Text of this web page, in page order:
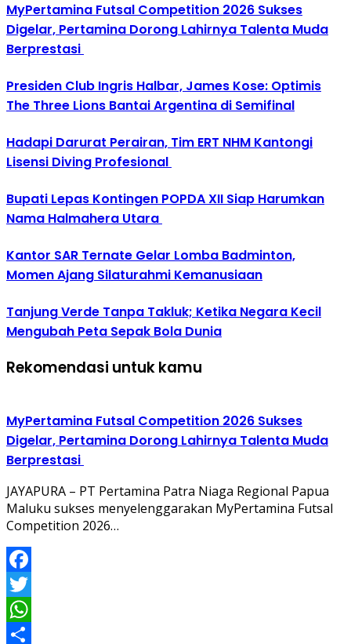
MyPertamina Futsal Competition 2026 Sukses
Digelar, Pertamina Dorong Lahirnya Talenta Muda
Berprestasi
Presiden Club Ingris Halbar, James Kose: Optimis
The Three Lions Bantai Argentina di Semifinal
Hadapi Darurat Perairan, Tim ERT NHM Kantongi
Lisensi Diving Profesional
Bupati Lepas Kontingen POPDA XII Siap Harumkan
Nama Halmahera Utara
Kantor SAR Ternate Gelar Lomba Badminton,
Momen Ajang Silaturahmi Kemanusiaan
Tanjung Verde Tanpa Takluk; Ketika Negara Kecil
Mengubah Peta Sepak Bola Dunia
Rekomendasi untuk kamu
MyPertamina Futsal Competition 2026 Sukses
Digelar, Pertamina Dorong Lahirnya Talenta Muda
Berprestasi
JAYAPURA – PT Pertamina Patra Niaga Regional Papua
Maluku sukses menyelenggarakan MyPertamina Futsal
Competition 2026…
Facebook
Twitter
WhatsApp